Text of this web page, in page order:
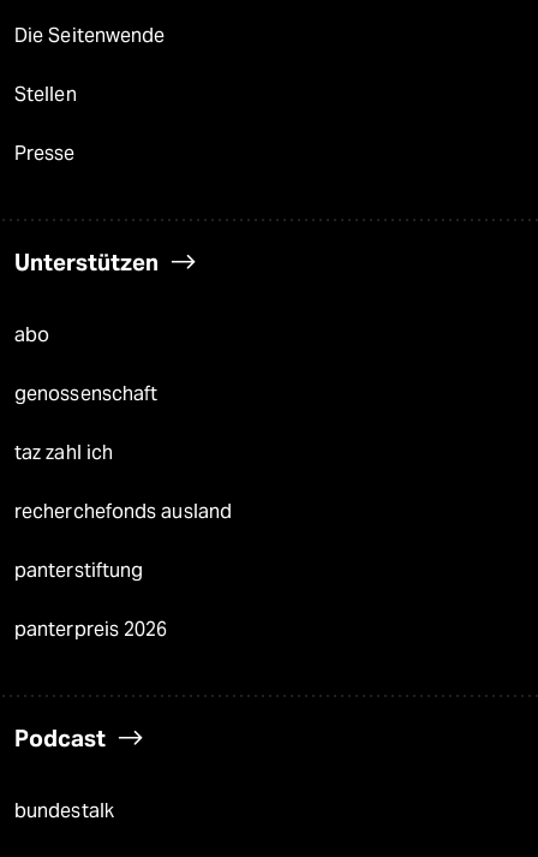
Die Seitenwende
Stellen
Presse
Unterstützen
abo
genossenschaft
taz zahl ich
recherchefonds ausland
panterstiftung
panterpreis 2026
Podcast
bundestalk